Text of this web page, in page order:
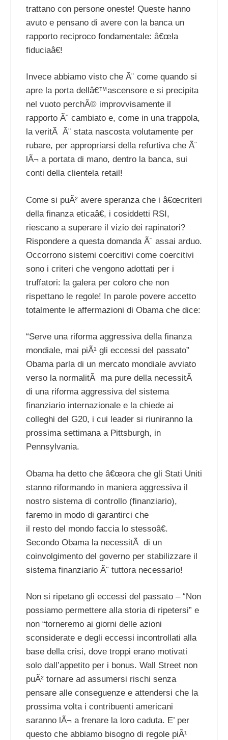
trattano con persone oneste! Queste hanno
avuto e pensano di avere con la banca un
rapporto reciproco fondamentale: â€œla
fiduciaâ€!
Invece abbiamo visto che Ã¨ come quando si
apre la porta dellâ€™ascensore e si precipita
nel vuoto perchÃ© improvvisamente il
rapporto Ã¨ cambiato e, come in una trappola,
la veritÃ Ã¨ stata nascosta volutamente per
rubare, per appropriarsi della refurtiva che Ã¨
lÃ¬ a portata di mano, dentro la banca, sui
conti della clientela retail!
Come si puÃ² avere speranza che i â€œcriteri
della finanza eticaâ€, i cosiddetti RSI,
riescano a superare il vizio dei rapinatori?
Rispondere a questa domanda Ã¨ assai arduo.
Occorrono sistemi coercitivi come coercitivi
sono i criteri che vengono adottati per i
truffatori: la galera per coloro che non
rispettano le regole! In parole povere accetto
totalmente le affermazioni di Obama che dice:
“Serve una riforma aggressiva della finanza
mondiale, mai piÃ¹ gli eccessi del passato”
Obama parla di un mercato mondiale avviato
verso la normalitÃ ma pure della necessitÃ
di una riforma aggressiva del sistema
finanziario internazionale e la chiede ai
colleghi del G20, i cui leader si riuniranno la
prossima settimana a Pittsburgh, in
Pennsylvania.
Obama ha detto che â€œora che gli Stati Uniti
stanno riformando in maniera aggressiva il
nostro sistema di controllo (finanziario),
faremo in modo di garantirci che
il resto del mondo faccia lo stessoâ€.
Secondo Obama la necessitÃ di un
coinvolgimento del governo per stabilizzare il
sistema finanziario Ã¨ tuttora necessario!
Non si ripetano gli eccessi del passato – “Non
possiamo permettere alla storia di ripetersi” e
non “torneremo ai giorni delle azioni
sconsiderate e degli eccessi incontrollati alla
base della crisi, dove troppi erano motivati
solo dall’appetito per i bonus. Wall Street non
puÃ² tornare ad assumersi rischi senza
pensare alle conseguenze e attendersi che la
prossima volta i contribuenti americani
saranno lÃ¬ a frenare la loro caduta. E’ per
questo che abbiamo bisogno di regole piÃ¹